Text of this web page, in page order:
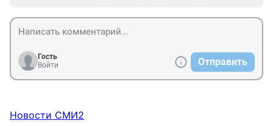
Гость
Войти
Отправить
Новости СМИ2